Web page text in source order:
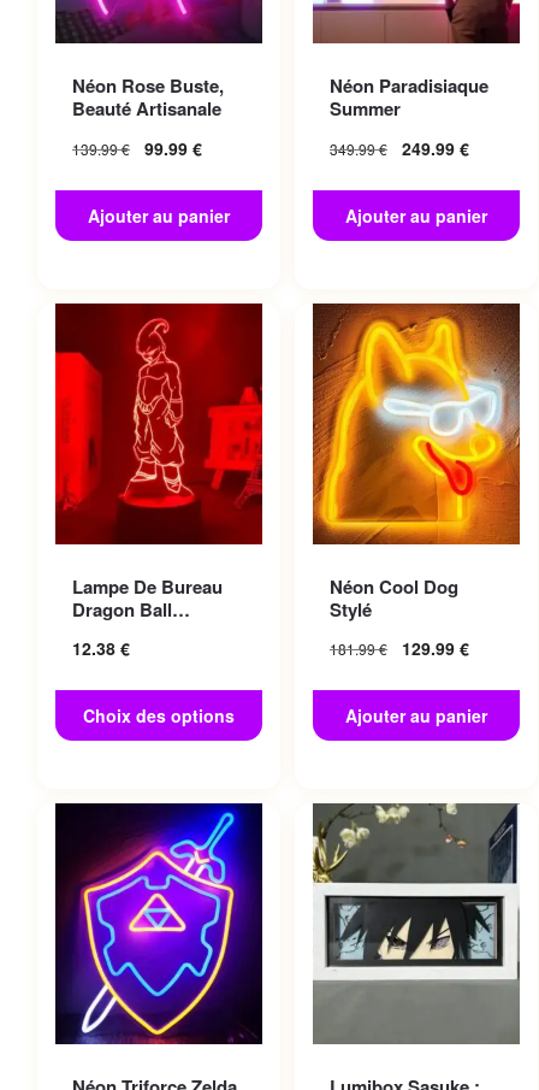
Néon Rose Buste,
Beauté Artisanale
139.99€ 99.99 €
Ajouter au panier
Néon Paradisiaque
Summer
349.99€ 249.99 €
Ajouter au panier
Lampe De Bureau
Dragon Ball
12.38 €
Choix des options
variations. Les options
peuvent être choisies sur la
page du produit
Néon Cool Dog
Stylé
181.99€ 129.99 €
Ajouter au panier